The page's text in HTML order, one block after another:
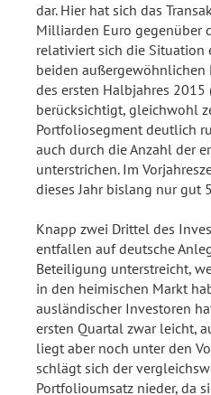
dar. Hier hat sich das
Milliarden Euro gegenüber
relativiert sich die Situation
beiden
des ersten Halbjahres
berücksichtigt, gleichwohl
Portfoliosegment deutlich
auch durch die Anzahl der
unterstrichen. Im
dieses Jahr bislang nur gut
Knapp zwei Drittel des
entfallen auf deutsche
Beteiligung unterstreicht,
in den heimischen Markt
ausländischer Investoren
ersten Quartal zwar leicht,
liegt aber noch unter den
schlägt sich der
Portfolioumsatz nieder, da